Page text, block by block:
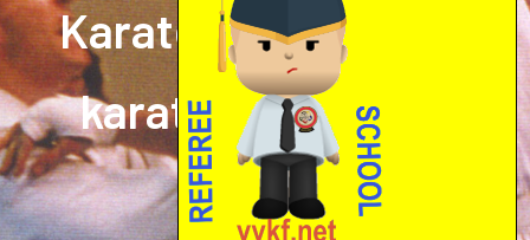
Karate mrprepor: el
karate en internet
El karate en internet